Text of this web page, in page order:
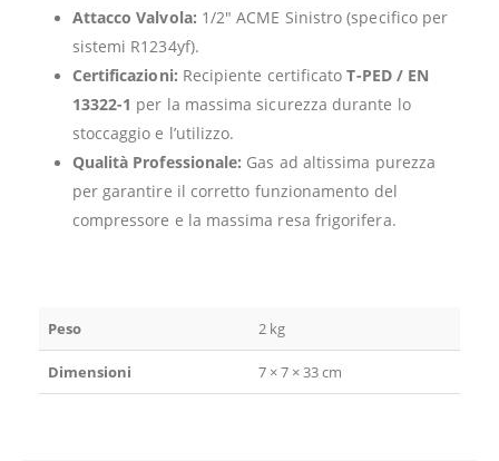
Attacco Valvola: 1/2″ ACME Sinistro (specifico per
sistemi R1234yf).
Certificazioni: Recipiente certificatoT-PED / EN
13322-1 per la massima sicurezza durante lo
stoccaggio e l’utilizzo.
Qualità Professionale: Gas ad altissima purezza
per garantire il corretto funzionamento del
compressore e la massima resa frigorifera.
Peso 2 kg
Dimensioni 7 × 7 × 33 cm